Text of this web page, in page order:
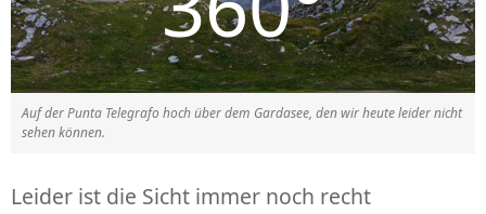
Auf der Punta Telegrafo hoch über dem Gardasee, den wir heute leider nicht
sehen können.
Leider ist die Sicht immer noch recht